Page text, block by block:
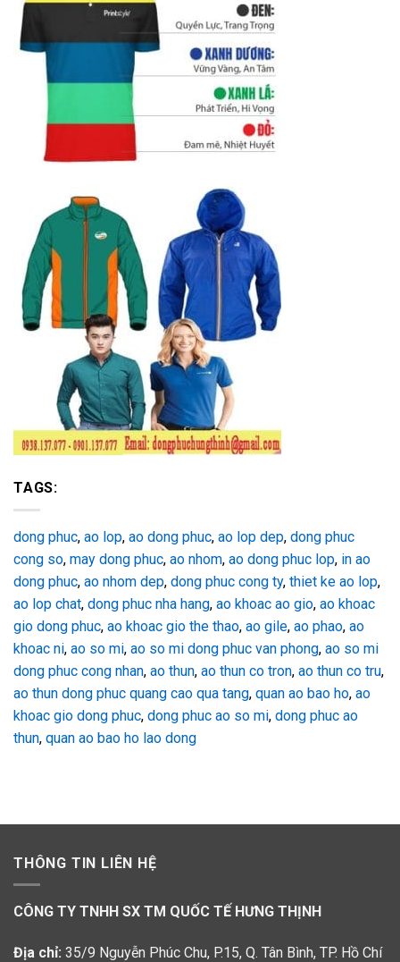
TAGS:
dong phuc, ao lop, ao dong phuc, ao lop dep, dong phuc
cong so, may dong phuc, ao nhom, ao dong phuc lop, in ao
dong phuc, ao nhom dep, dong phuc cong ty, thiet ke ao lop,
ao lop chat, dong phuc nha hang, ao khoac ao gio, ao khoac
gio dong phuc, ao khoac gio the thao, ao gile, ao phao, ao
khoac ni, ao so mi, ao so mi dong phuc van phong, ao so mi
dong phuc cong nhan, ao thun, ao thun co tron, ao thun co tru,
ao thun dong phuc quang cao qua tang, quan ao bao ho, ao
khoac gio dong phuc, dong phuc ao so mi, dong phuc ao
thun, quan ao bao ho lao dong
THÔNG TIN LIÊN HỆ
CÔNG TY TNHH SX TM QUỐC TẾ HƯNG THỊNH
Địa chỉ: 35/9 Nguyễn Phúc Chu, P.15, Q. Tân Bình, TP. Hồ Chí